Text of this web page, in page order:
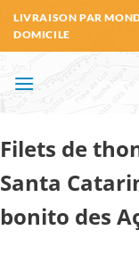
Passer
au
contenu
LIVRAISON PAR
DOMICILE
Filets de
Santa
bonito des